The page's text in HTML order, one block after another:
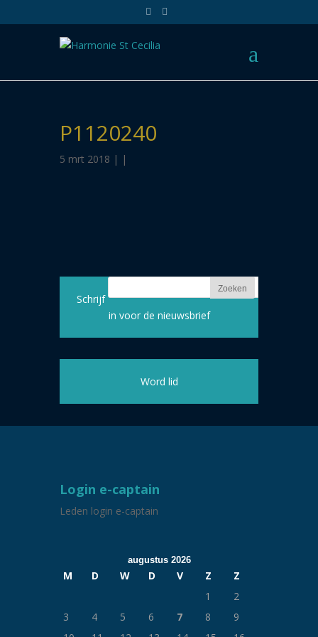
P1120240
5 mrt 2018 | |
Schrijf
in voor de nieuwsbrief
Word lid
Login e-captain
Leden login e-captain
augustus 2026
M D W D V Z
Z
1
2
3
4 5 6 7 8
9